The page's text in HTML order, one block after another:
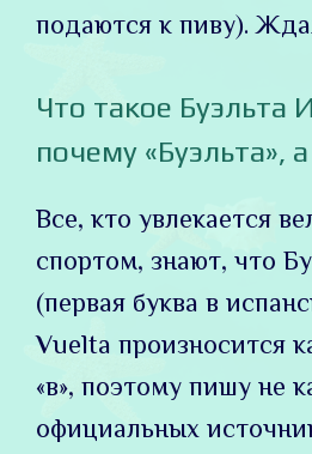
подаются к пиву).
Что такое Буэльта
почему «Буэльта»,
Все, кто увлекается
спортом, знают, что
(первая буква в
Vuelta произносится
«в», поэтому пишу не
официальных